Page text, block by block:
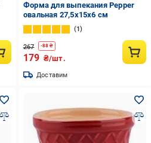
Форма для выпекания Pepper
овальная 27,5х15х6 см
1
267 -88 ₴
179 ₴/шт.
Доставим